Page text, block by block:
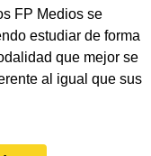
FP Medios se
estudiar de forma
que mejor se
al igual que sus